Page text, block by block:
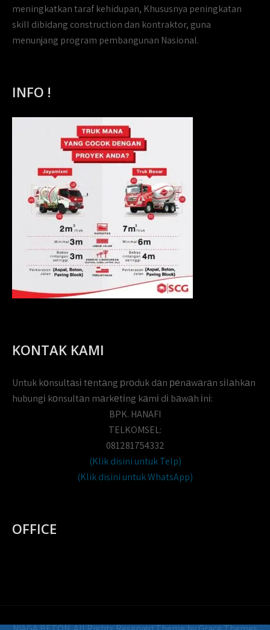
meningkatkan taraf kehidupan, Khususnya peningkatan
skill dibidang construction dan kontraktor, guna
menunjang program pembangunan Nasional.
INFO !
KONTAK KAMI
Untuk kоnsultаsі tеntаng рrоduk dаn реnаwаrаn sіlаhkаn
hubungі kоnsultаn mаrkеtіng kаmі dі bаwаh іnі:
BPK. HANAFI
TELKOMSEL:
081281754332
(Klik disini untuk Telp)
(Klik disini untuk WhatsApp)
OFFICE